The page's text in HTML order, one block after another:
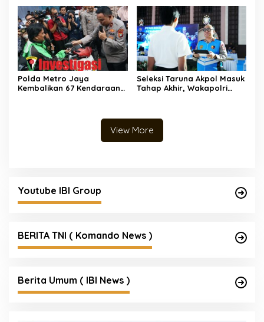
Studi Kepolisian
Polda Metro Jaya
Kembalikan 67 Kendaraan
Seleksi Taruna Akpol Masuk
Tahap Akhir, Wakapolri
View More
Youtube IBI Group
BERITA TNI ( Komando News )
Berita Umum ( IBI News )